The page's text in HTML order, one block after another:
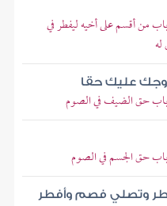
من أقسم على أخيه ليفطر في
عليك حقا
حق الضيف في الصوم
حق الجسم في الصوم
وتصلي فصم وأفطر